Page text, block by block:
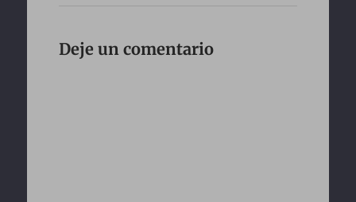
Deje un comentario